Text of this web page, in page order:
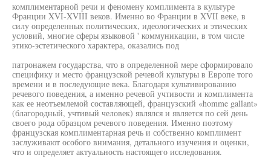
комплиментарной речи и феномену комплимента в культуре
Франции XVI-XVIII веков. Именно во Франции в XVII веке, в
силу определенных политических, идеологических и этических
условий, многие сферы языковой ' коммуникации, в том числе
этико-эстетического характера, оказались под
патронажем государства, что в определенной мере сформировало
специфику и место французской речевой культуры в Европе того
времени и в последующие века. Благодаря культивированию
речевого поведения, а именно речевой учтивости и комплимента
как ее неотъемлемой составляющей, французский «homme gallant»
(благородный, учтивый человек) являлся и является по сей день
своего рода образцом речевого поведения. Именно поэтому
французская комплиментарная речь и собственно комплимент
заслуживают особого внимания, детального изучения и оценки,
что и определяет актуальность настоящего исследования.